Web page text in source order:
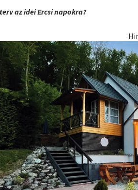
az idei Ercsi napokra?